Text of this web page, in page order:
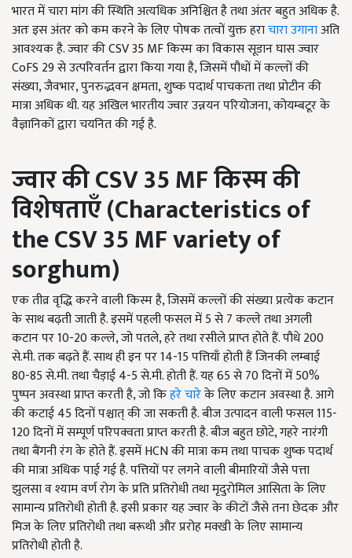
भारत में चारा मांग की स्थिति अत्यधिक अनिश्चित है तथा अंतर बहुत अधिक है.
अतः इस अंतर को कम करने के लिए पोषक तत्वों युक्त हराचारा उगानाअति
आवश्यक है. ज्वार की CSV 35 MF किस्म का विकास सूडान घास ज्वार
CoFS 29 से उत्परिवर्तन द्वारा किया गया है, जिसमें पौधों में कल्लों की
संख्या, जैवभार, पुनरुद्भवन क्षमता, शुष्क पदार्थ पाचकता तथा प्रोटीन की
मात्रा अधिक थी. यह अखिल भारतीय ज्वार उन्नयन परियोजना, कोयम्बटूर के
वैज्ञानिकों द्वारा चयनित की गई है.
ज्वार कीCSV 35 MFकिस्म की
विशेषताएँ (Characteristics of
the CSV35MF variety of
sorghum)
एक तीव्र वृद्धि करने वाली किस्म है, जिसमें कल्लों की संख्या प्रत्येक कटान
के साथ बढ़ती जाती है. इसमें पहली फसल में 5 से 7 कल्ले तथा अगली
कटान पर 10-20 कल्ले, जो पतले, हरे तथा रसीले प्राप्त होते हैं. पौधे 200
से.मी. तक बढ़ते हैं. साथ ही इन पर 14-15 पत्तियाँ होती हैं जिनकी लम्बाई
80-85 से.मी. तथा चैड़ाई 4-5 से.मी. होती हैं. यह 65 से 70 दिनों में 50%
पुष्पन अवस्था प्राप्त करती है, जो किहरे चारेके लिए कटान अवस्था है. आगे
की कटाई 45 दिनों पश्चात् की जा सकती है. बीज उत्पादन वाली फसल 115-
120 दिनों में सम्पूर्ण परिपक्वता प्राप्त करती है. बीज बहुत छोटे, गहरे नारंगी
तथा बैंगनी रंग के होते हैं. इसमें HCN की मात्रा कम तथा पाचक शुष्क पदार्थ
की मात्रा अधिक पाई गई है. पत्तियों पर लगने वाली बीमारियों जैसे पत्ता
झुलसा व श्याम वर्ण रोग के प्रति प्रतिरोधी तथा मृदुरोमिल आसिता के लिए
सामान्य प्रतिरोधी होती है. इसी प्रकार यह ज्वार के कीटों जैसे तना छेदक और
मिज के लिए प्रतिरोधी तथा बरूथी और प्ररोह मक्खी के लिए सामान्य
प्रतिरोधी होती है.